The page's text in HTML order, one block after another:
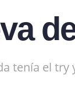
tenía el try